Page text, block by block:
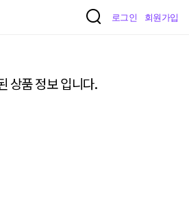
로그인 회원가입
상품 정보 입니다.